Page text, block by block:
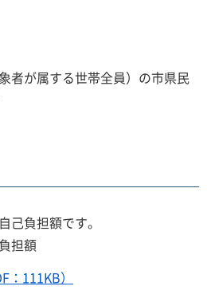
者が属する世帯全員）の市県民
己負担額です。
担額
111KB）